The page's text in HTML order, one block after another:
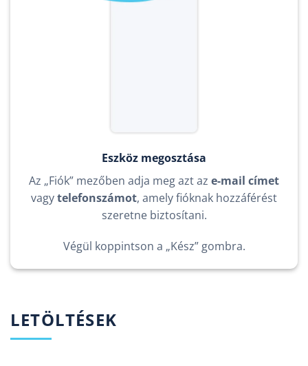
Eszköz megosztása
Az „Fiók” mezőben adja meg azt az e-mail címet
vagytelefonszámot, amely fióknak hozzáférést
szeretne biztosítani.
Végül koppintson a „Kész” gombra.
LETÖLTÉSEK